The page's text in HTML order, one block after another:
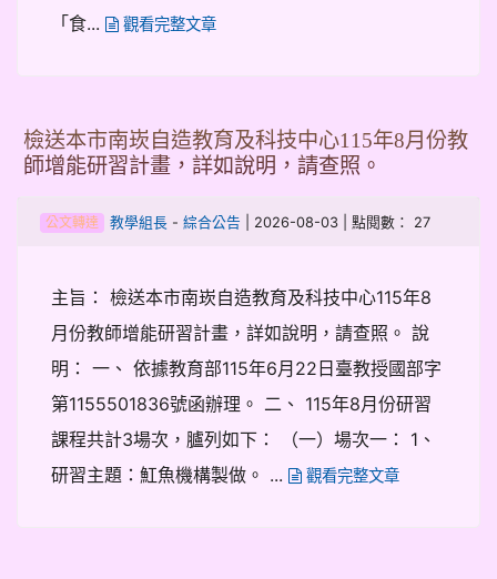
「食...
觀看完整文章
檢送本市南崁自造教育及科技中心115年8月份教
師增能研習計畫，詳如說明，請查照。
公文轉達 教學組長- 綜合公告 | 2026-08-03 | 點閱數： 27
主旨： 檢送本市南崁自造教育及科技中心115年8
月份教師增能研習計畫，詳如說明，請查照。 說
明： 一、 依據教育部115年6月22日臺教授國部字
第1155501836號函辦理。 二、 115年8月份研習
課程共計3場次，臚列如下： （一）場次一： 1、
研習主題：魟魚機構製做。 ...
觀看完整文章